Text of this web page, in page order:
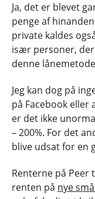
Ja, det er blevet
penge af
private kaldes
især personer,
denne
Jeg kan dog på
på Facebook eller
er det ikke
– 200%. For det
blive udsat for en
Renterne på Peer
renten på nye